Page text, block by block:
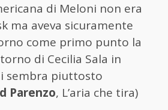
di Meloni non era
ma aveva sicuramente
come primo punto la
di Cecilia Sala in
sembra piuttosto
Parenzo, L’aria che tira)